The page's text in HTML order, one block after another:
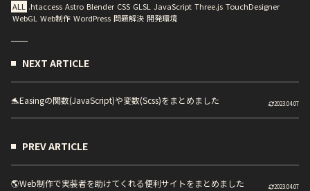
ALL .htaccess Astro Blender CSS GLSL JavaScript Three.js TouchDesigner
WebGL Web制作 WordPress 問題解決 開発環境
NEXT ARTICLE
🐬Easingの関数(JavaScript)や変数(Scss)をまとめました 2023.04.07
PREV ARTICLE
🌎Web制作で実装者を助けてくれる便利サイトをまとめました 2023.04.07